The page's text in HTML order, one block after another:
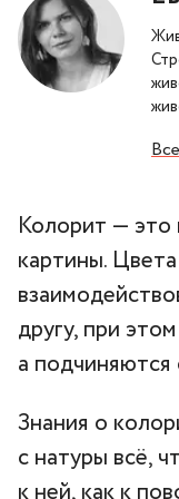
Колорит — это
картины.
другу, при
а
Знания о
с натуры всё,
к ней, как к